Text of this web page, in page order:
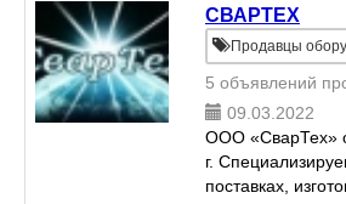
сплавов массой
Применяемые
литьё под
СВАРТЕХ
Продавцы
5 объявлений
09.03.2022
ООО «СварТех»
г.
поставках,